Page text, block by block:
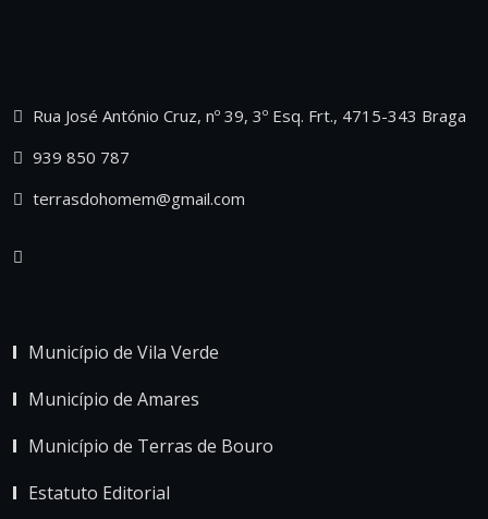
Rua José António Cruz, nº 39, 3º Esq. Frt., 4715-343 Braga
939 850 787
terrasdohomem@gmail.com
Município de Vila Verde
Município de Amares
Município de Terras de Bouro
Estatuto Editorial